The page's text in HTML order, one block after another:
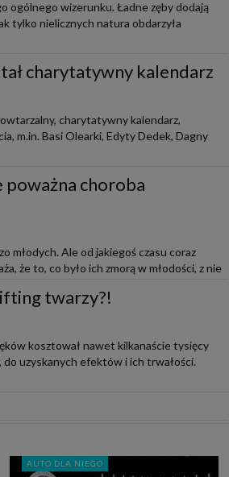
ogólnego wizerunku. Ładne zęby dodają
tylko nielicznych natura obdarzyła
charytatywny kalendarz
charytatywny kalendarz,
m.in. Basi Olearki, Edyty Dedek, Dagny
choroba
młodych. Ale od jakiegoś czasu coraz
że to, co było ich zmorą w młodości, z nie
twarzy?!
kosztował nawet kilkanaście tysięcy
uzyskanych efektów i ich trwałości.
AUTO DLA NIEGO